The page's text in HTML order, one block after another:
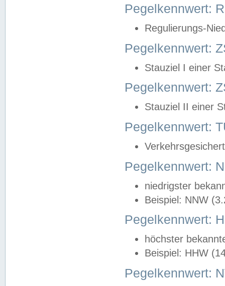
Pegelkennwert:
Regulierungs-
Pegelkennwert:
Stauziel I einer
Pegelkennwert:
Stauziel II einer
Pegelkennwert:
Pegelkennwert:
niedrigster
Beispiel: NNW
Pegelkennwert:
höchster
Beispiel: HHW
Pegelkennwert: